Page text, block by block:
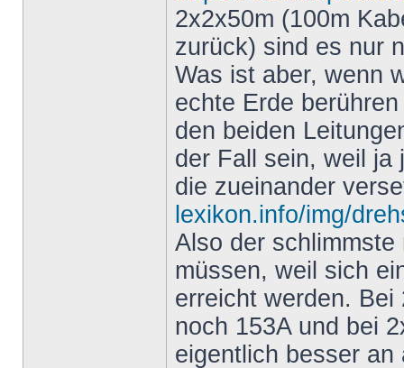
2x2x50m (100m
zurück) sind es nur
Was ist aber, wenn
echte Erde
den beiden
der Fall sein, weil ja
die zueinander
lexikon.info/img/
Also der
müssen, weil sich
erreicht werden.
noch 153A und bei
eigentlich besser